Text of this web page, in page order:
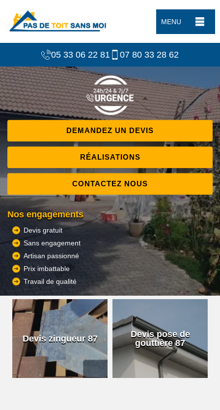
MENU
05 33 06 22 81 07 80 33 28 62
DEMANDEZ UN DEVIS
RÉALISATIONS
CONTACTEZ NOUS
Nos engagements
Devis gratuit
Sans engagement
Artisan passionné
Prix imbattable
Travail de qualité
Devis zingueur 87
Devis pose de
gouttière 87